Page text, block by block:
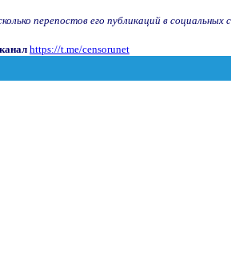
перепостов его публикаций в
https://t.me/censorunet